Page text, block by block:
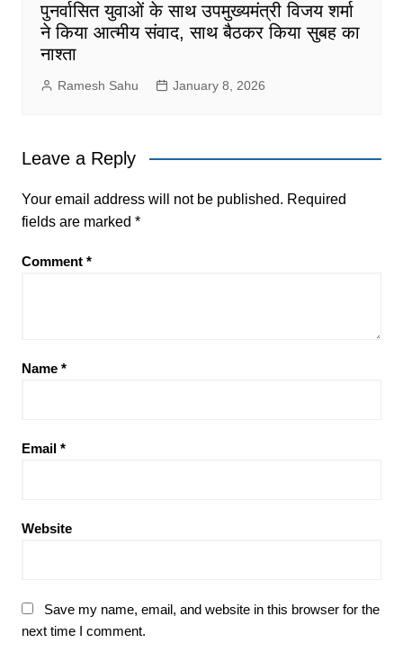
पुनर्वासित युवाओं के साथ उपमुख्यमंत्री विजय शर्मा
ने किया आत्मीय संवाद, साथ बैठकर किया सुबह का
नाश्ता
Ramesh Sahu January 8, 2026
Leave a Reply
Your email address will not be published. Required
fields are marked *
Comment *
Name *
Email *
Website
Save my name, email, and website in this browser for the
next time I comment.